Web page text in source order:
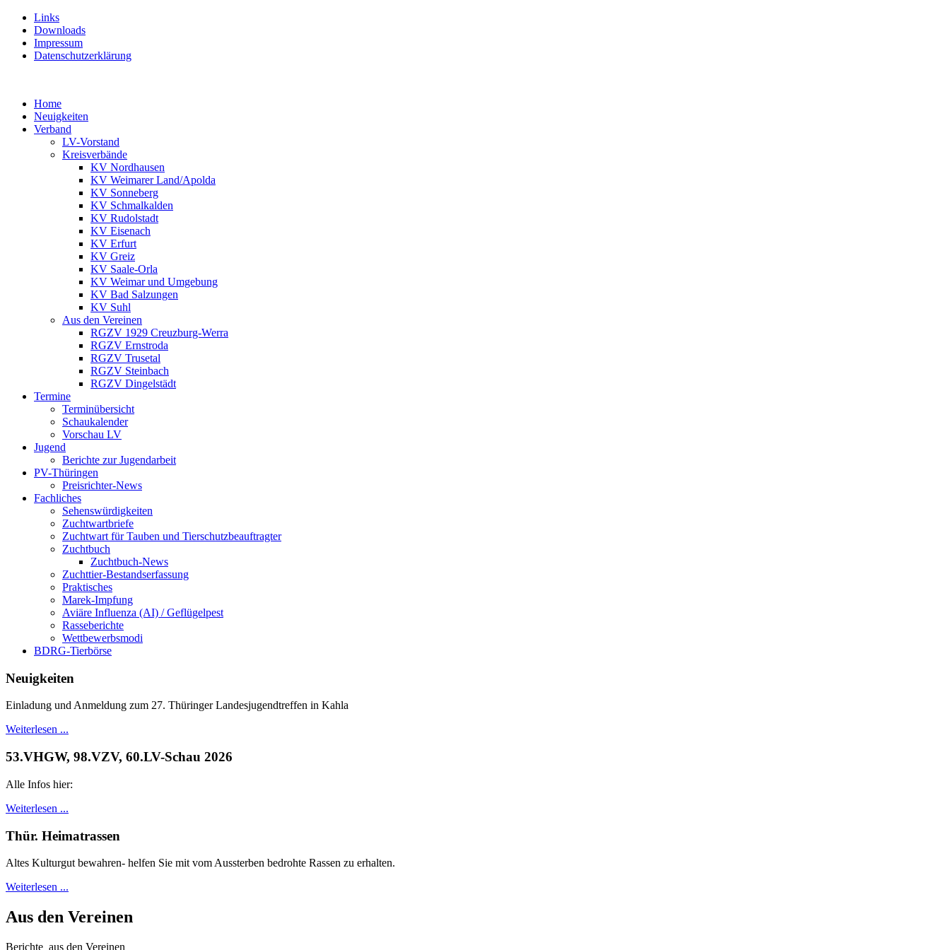
Links
Downloads
Impressum
Datenschutzerklärung
Home
Neuigkeiten
Verband
LV-Vorstand
Kreisverbände
KV Nordhausen
KV Weimarer Land/Apolda
KV Sonneberg
KV Schmalkalden
KV Rudolstadt
KV Eisenach
KV Erfurt
KV Greiz
KV Saale-Orla
KV Weimar und Umgebung
KV Bad Salzungen
KV Suhl
Aus den Vereinen
RGZV 1929 Creuzburg-Werra
RGZV Ernstroda
RGZV Trusetal
RGZV Steinbach
RGZV Dingelstädt
Termine
Terminübersicht
Schaukalender
Vorschau LV
Jugend
Berichte zur Jugendarbeit
PV-Thüringen
Preisrichter-News
Fachliches
Sehenswürdigkeiten
Zuchtwartbriefe
Zuchtwart für Tauben und Tierschutzbeauftragter
Zuchtbuch
Zuchtbuch-News
Zuchttier-Bestandserfassung
Praktisches
Marek-Impfung
Aviäre Influenza (AI) / Geflügelpest
Rasseberichte
Wettbewerbsmodi
BDRG-Tierbörse
Neuigkeiten
Einladung und Anmeldung zum 27. Thüringer Landesjugendtreffen in Kahla
Weiterlesen ...
53.VHGW, 98.VZV, 60.LV-Schau 2026
Alle Infos hier:
Weiterlesen ...
Thür. Heimatrassen
Altes Kulturgut bewahren- helfen Sie mit vom Aussterben bedrohte Rassen zu erhalten.
Weiterlesen ...
Aus den Vereinen
Berichte aus den Vereinen